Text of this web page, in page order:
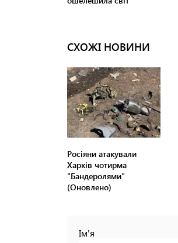
СХОЖІ НОВИНИ
Росіяни атакували
Харків чотирма
"Бандеролями"
(Оновлено)
Ім'я